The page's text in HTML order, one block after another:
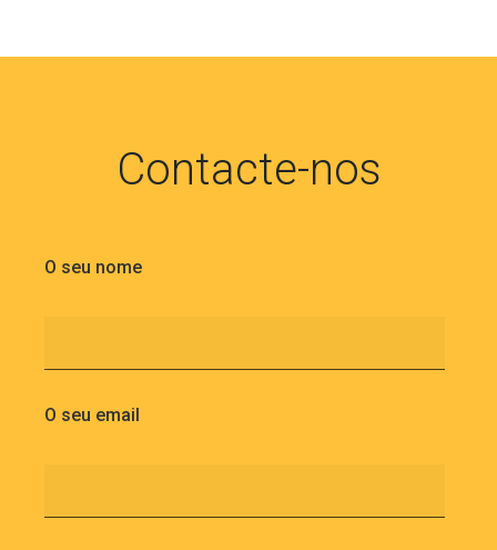
Contacte-nos
O seu nome
O seu email